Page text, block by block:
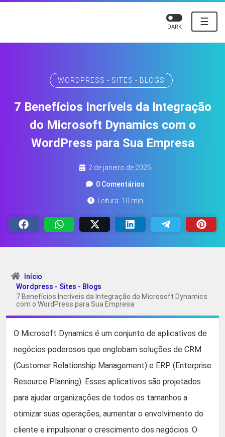
☰
DARK
WORDPRESS - SITES - BLOGS
7 Benefícios Incríveis da Integração
do Microsoft Dynamics com o
WordPress para Sua Empresa
2 de janeiro de 2025
0 Comentários
Leitura: 10 min
Início
Wordpress - Sites - Blogs
7 Benefícios Incríveis da Integração do Microsoft Dynamics
com o WordPress para Sua Empresa
O Microsoft Dynamics é um conjunto de aplicativos de
negócios poderosos que englobam soluções de CRM
(Customer Relationship Management) e ERP (Enterprise
Resource Planning). Esses aplicativos são projetados
para ajudar organizações de todos os tamanhos a
otimizar suas operações, aumentar o envolvimento do
cliente e impulsionar o crescimento dos negócios. O